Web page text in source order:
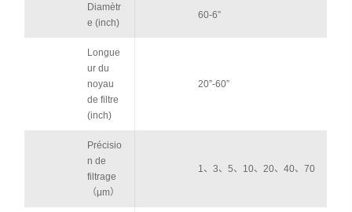
Diamètr
e (inch)
60-6”
Longue
ur du
noyau
de filtre
(inch)
20”-60”
Précisio
n de
filtrage
（μm）
1、3、5、10、20、40、70